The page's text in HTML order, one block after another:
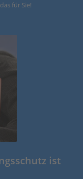
für Sie!
ist